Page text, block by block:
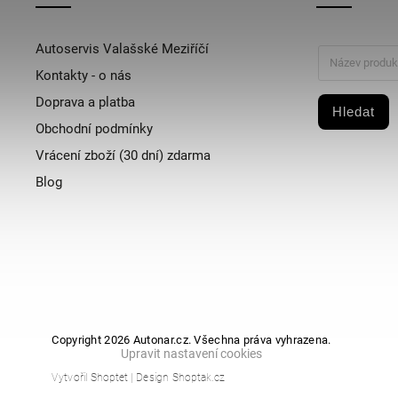
Autoservis Valašské Meziříčí
Kontakty - o nás
Doprava a platba
Obchodní podmínky
Vrácení zboží (30 dní) zdarma
Blog
Hledat
Copyright 2026 Autonar.cz. Všechna práva vyhrazena.
Upravit nastavení cookies
VytvořilShoptet | DesignShoptak.cz